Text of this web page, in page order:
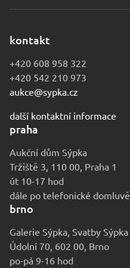
kontakt
+420 608 958 322
+420 542 210 973
aukce@sypka.cz
další kontaktní informace
praha
Aukční dům Sýpka
Tržiště 3, 110 00, Praha 1
út 10-17 hod
dále po telefonické domluvě
brno
Galerie Sýpka, Svatby Sýpka
Údolní 70, 602 00, Brno
po-pá 9-16 hod